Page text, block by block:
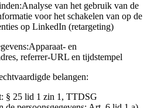
Analyse van het gebruik van de
voor het schakelen van op de
op LinkedIn (retargeting)
Apparaat- en
referrer-URL en tijdstempel
belangen:
§ 25 lid 1 zin 1, TTDSG